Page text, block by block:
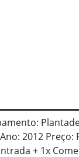
2012 Preço:
+ 1x